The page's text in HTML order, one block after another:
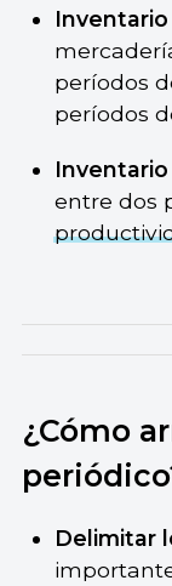
períodos
períodos
entre dos
¿Cómo
Delimitar